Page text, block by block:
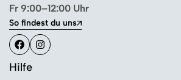
Fr 9:00–12:00 Uhr
So findest du uns
Hilfe